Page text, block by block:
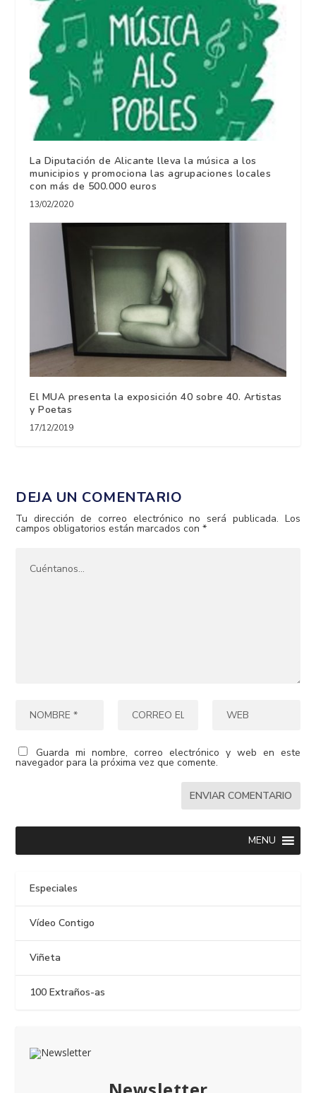
La Diputación de Alicante lleva la música a los
municipios y promociona las agrupaciones locales
con más de 500.000 euros
13/02/2020
El MUA presenta la exposición 40 sobre 40. Artistas
y Poetas
17/12/2019
DEJA UN COMENTARIO
Tu dirección de correo electrónico no será publicada. Los
campos obligatorios están marcados con*
Guarda mi nombre, correo electrónico y web en este
navegador para la próxima vez que comente.
MENU
Especiales
Vídeo Contigo
Viñeta
100 Extraños-as